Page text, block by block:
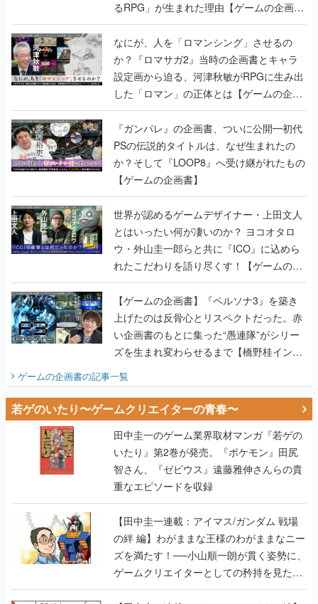
るRPG」が生まれた理由【ゲームの企画
書】
なにが、人を「ロマンシング」させるの
か？『ロマサガ2』当時の企画書とキャラ
設定画から迫る、河津秋敏がRPGに生み出
した「ロマン」の正体とは【ゲームの企画
書】
『ガンパレ』の企画書、ついに公開━初代
PSの伝説的タイトルは、なぜ生まれたの
か？そして『LOOP8』へ受け継がれたもの
【ゲームの企画書】
世界が認めるゲームデザイナー・上田文人
とはいったい何が凄いのか？ ヨコオタロ
ウ・外山圭一郎らと共に『ICO』に込めら
れたこだわりを語り尽くす！【ゲームの企
画書】
【ゲームの企画書】『ペルソナ3』を築き
上げたのは反骨心とリスペクトだった。赤
い企画書のもとに集った“愚連隊”がシリー
ズを生まれ変わらせるまで【橋野桂インタ
ビュー】
ゲームの企画書の記事一覧
若ゲのいたり〜ゲームクリエイターの青春〜
田中圭一のゲーム業界取材マンガ『若ゲの
いたり』第2巻が発売。『ポケモン』田尻
智さん、『ゼビウス』遠藤雅伸さんらの貴
重なエピソードを収録
【田中圭一連載：アイマス/ガンダム 戦場
の絆 編】わがままな王様のわがままなニー
ズを満たす！──小山順一朗が貫く姿勢に、
ゲームクリエイターとしての矜持を見た
【若ゲのいたり最終回】